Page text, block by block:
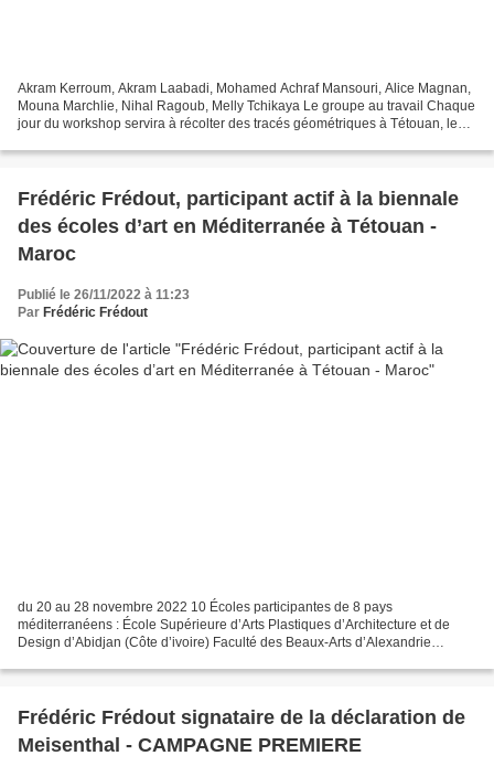
Akram Kerroum, Akram Laabadi, Mohamed Achraf Mansouri, Alice Magnan,
Mouna Marchlie, Nihal Ragoub, Melly Tchikaya Le groupe au travail Chaque
jour du workshop servira à récolter des tracés géométriques à Tétouan, les
Frédéric Frédout, participant actif à la biennale
des écoles d’art en Méditerranée à Tétouan -
Maroc
Publié le 26/11/2022 à 11:23
Par Frédéric Frédout
du 20 au 28 novembre 2022 10 Écoles participantes de 8 pays
méditerranéens : École Supérieure d’Arts Plastiques d’Architecture et de
Design d’Abidjan (Côte d’ivoire) Faculté des Beaux-Arts d’Alexandrie
Frédéric Frédout signataire de la déclaration de
Meisenthal - CAMPAGNE PREMIERE